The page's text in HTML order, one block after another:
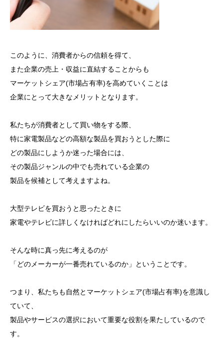
このように、消費者からの信頼を得て、
また企業の売上・収益に直結することからも
マーケットシェア(市場占有率)を高めていくことは
企業にとって大きなメリットとなります。
私たちが消費者として買い物をする際、
特に家電製品などの高額な製品を買おうとした際に
どの製品にしようか迷った場合には、
その製品ジャンルの中でも売れている企業の
製品を候補として考えますよね。
大型テレビを買おうと思ったときに
家電やテレビに詳しくなければどれにしたらいいのか迷います。
そんな時に真っ先に考えるのが
「どのメーカーが一番売れているのか」ということです。
つまり、私たちも自然とマーケットシェア(市場占有率)を意識し
ていて、
製品やサービスの選択において重要な役割を果たしているので
す。